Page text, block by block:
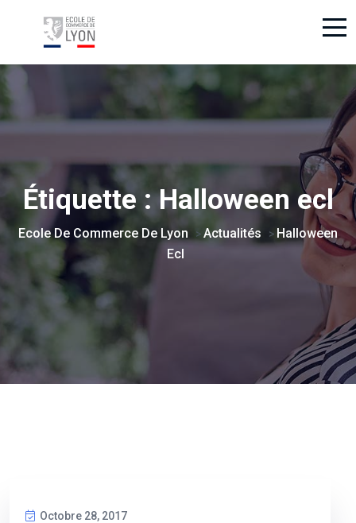
Étiquette :Halloween ecl
Ecole De Commerce De Lyon >Actualités > Halloween
Ecl
Octobre 28, 2017